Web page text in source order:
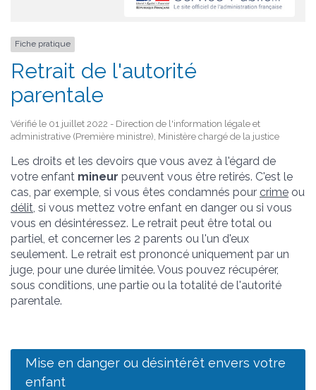
Fiche pratique
Retrait de l'autorité
parentale
Vérifié le 01 juillet 2022 - Direction de l'information légale et
administrative (Première ministre), Ministère chargé de la justice
Les droits et les devoirs que vous avez à l'égard de
votre enfant mineur peuvent vous être retirés. C'est le
cas, par exemple, si vous êtes condamnés pour crime ou
délit , si vous mettez votre enfant en danger ou si vous
vous en désintéressez. Le retrait peut être total ou
partiel, et concerner les 2 parents ou l'un d'eux
seulement. Le retrait est prononcé uniquement par un
juge, pour une durée limitée. Vous pouvez récupérer,
sous conditions, une partie ou la totalité de l'autorité
parentale.
Mise en danger ou désintérêt envers votre
enfant